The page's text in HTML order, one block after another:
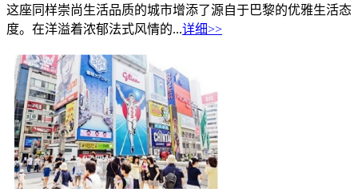
这座同样崇尚生活品质的城市增添了源自于巴黎的优雅生活态
度。在洋溢着浓郁法式风情的...详细>>